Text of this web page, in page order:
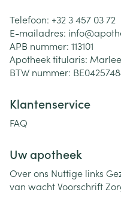
Telefoon: +32 3 457 03 72
E-mailadres: info@
APB nummer: 113101
Apotheek titularis:
BTW nummer:
Klantenservice
FAQ
Uw apotheek
Over ons Nuttige links
van wachtVoorschrift